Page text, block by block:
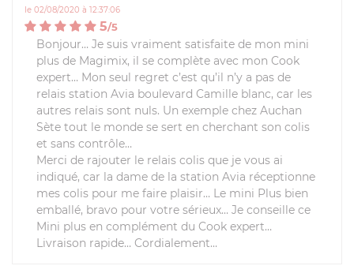
le 02/08/2020 à 12:37:06
5/5
Bonjour… Je suis vraiment satisfaite de mon mini
plus de Magimix, il se complète avec mon Cook
expert… Mon seul regret c’est qu’il n’y a pas de
relais station Avia boulevard Camille blanc, car les
autres relais sont nuls. Un exemple chez Auchan
Sète tout le monde se sert en cherchant son colis
et sans contrôle…
Merci de rajouter le relais colis que je vous ai
indiqué, car la dame de la station Avia réceptionne
mes colis pour me faire plaisir… Le mini Plus bien
emballé, bravo pour votre sérieux… Je conseille ce
Mini plus en complément du Cook expert…
Livraison rapide… Cordialement…